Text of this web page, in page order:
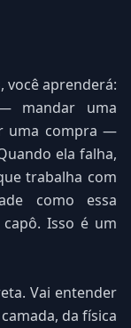
você aprenderá:
mandar uma
uma compra —
ela falha,
trabalha com
como essa
Isso é um
Vai entender
da física